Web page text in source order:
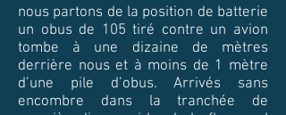
nous partons de la position de batterie
un obus de 105 tiré contre un avion
tombe à une dizaine de mètres
derrière nous et à moins de 1 mètre
d’une pile d’obus. Arrivés sans
encombre dans la tranchée de